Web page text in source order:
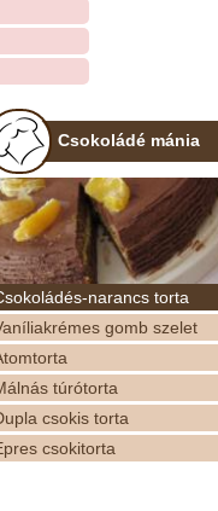
Csokoládé mánia
narancs torta
gomb szelet
túrótorta
csokis torta
csokitorta